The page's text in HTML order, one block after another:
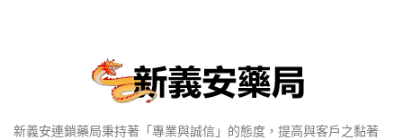
新義安連鎖藥局秉持著「專業與誠信」的態度，提高與客戶之黏著